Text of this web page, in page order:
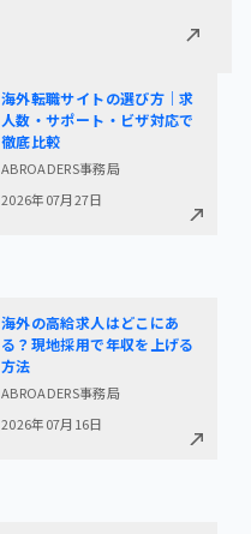
海外転職サイトの選び方｜求
人数・サポート・ビザ対応で
徹底比較
ABROADERS事務局
2026年07月27日
海外の高給求人はどこにあ
る？現地採用で年収を上げる
方法
ABROADERS事務局
2026年07月16日